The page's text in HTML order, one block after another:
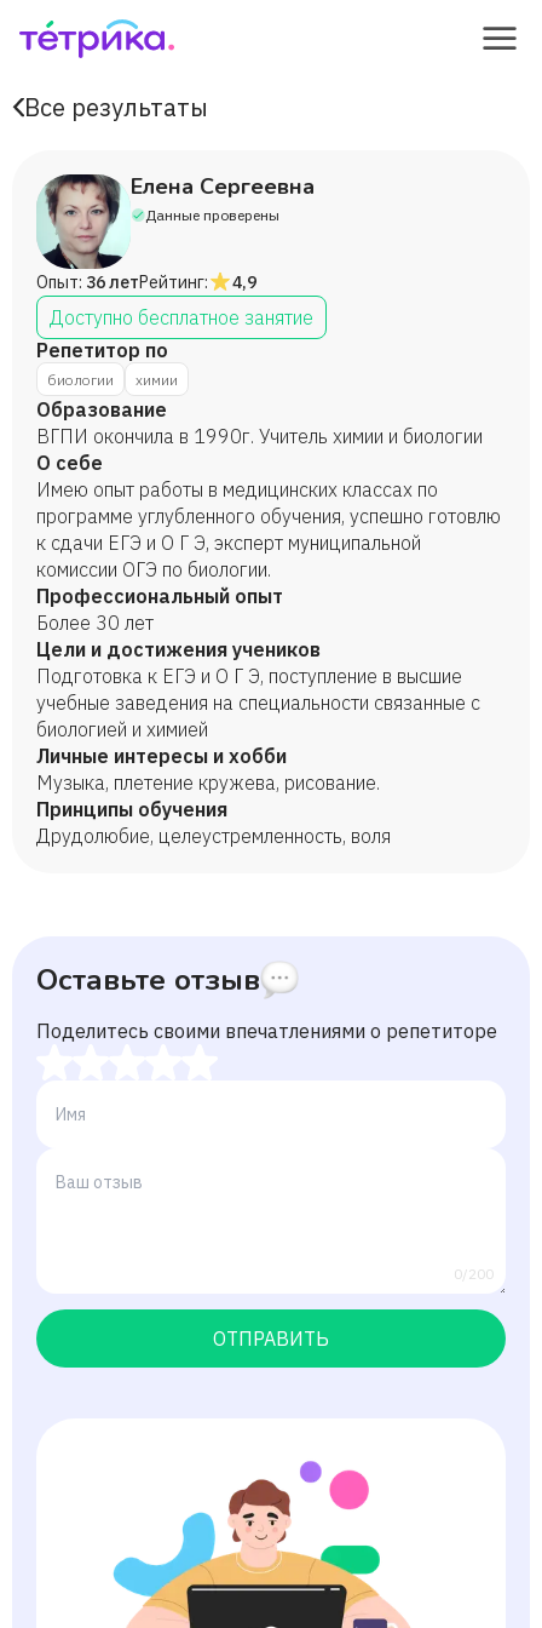
Все результаты
Елена Сергеевна
Данные проверены
Опыт: 36 летРейтинг: 4,9
Доступно бесплатное занятие
Репетитор по
биологии химии
Образование
ВГПИ окончила в 1990г. Учитель химии и биологии
О себе
Имею опыт работы в медицинских классах по
программе углубленного обучения, успешно готовлю
к сдачи ЕГЭ и О Г Э, эксперт муниципальной
комиссии ОГЭ по биологии.
Профессиональный опыт
Более 30 лет
Цели и достижения учеников
Подготовка к ЕГЭ и О Г Э, поступление в высшие
учебные заведения на специальности связанные с
биологией и химией
Личные интересы и хобби
Музыка, плетение кружева, рисование.
Принципы обучения
Друдолюбие, целеустремленность, воля
Оставьте отзыв
Поделитесь своими впечатлениями о репетиторе
0/200
ОТПРАВИТЬ